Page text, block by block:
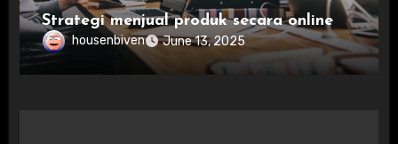
Strategi menjual produk secara online
housenbiven June 13, 2025